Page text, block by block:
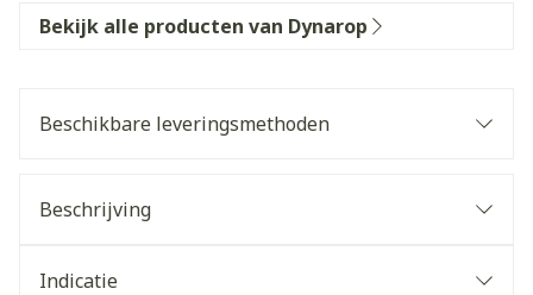
Bekijk alle producten van Dynarop
Beschikbare leveringsmethoden
Beschrijving
Indicatie